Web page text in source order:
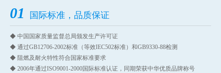
01 国际标准，品质保证
◆ 中国国家质量监督总局颁发生产许可证
◆ 通过GB12706-2002标准（等效IEC502标准）和GB9330-88检测
◆ 阻燃及耐火特性符合国家标准要求
◆ 2006年通过ISO9001-2000国际标准认证，同期荣获中华优质品牌称号